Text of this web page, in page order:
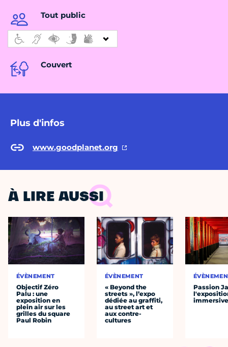
Tout public
Couvert
Plus d'infos
www.goodplanet.org
À LIRE AUSSI
ÉVÈNEMENT
Objectif Zéro
Palu : une
exposition en
plein air sur les
grilles du square
Paul Robin
ÉVÈNEMENT
« Beyond the
streets », l’expo
dédiée au graffiti,
au street art et
aux contre-
cultures
Passion